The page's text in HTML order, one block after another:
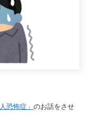
恐怖症」 のお話をさせ